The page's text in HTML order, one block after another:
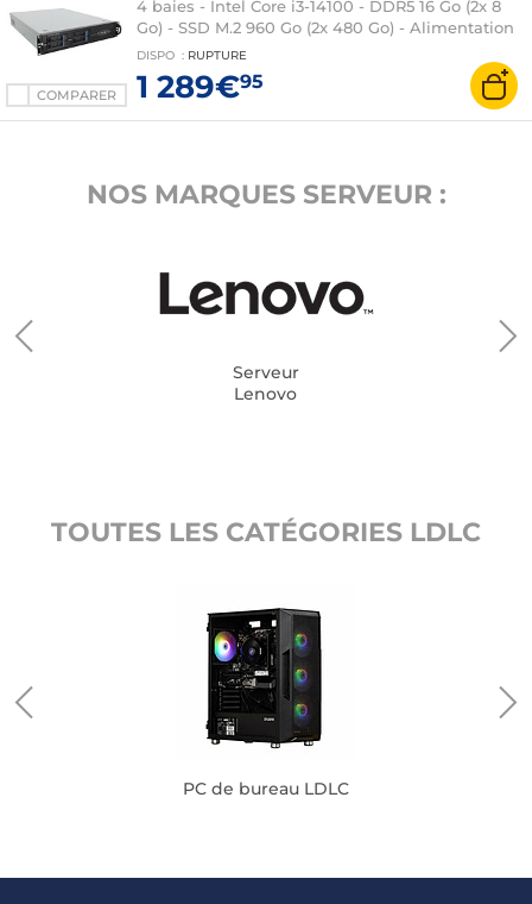
COMPARER
4 baies - Intel Core i3-14100 - DDR5 16 Go (2x 8
Go) - SSD M.2 960 Go (2x 480 Go) - Alimentation
600W 80PLUS Gold - rails de fixation
DISPO : RUPTURE
1 289€95
NOS MARQUES SERVEUR :
Serveur
Lenovo
TOUTES LES CATÉGORIES LDLC
PC de bureau LDLC